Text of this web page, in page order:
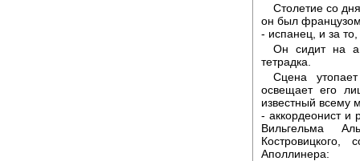
Столетие со
он был
- испанец, и за
Он сидит на
тетрадка.
Сцена
освещает его
известный всему
- аккордеонист и
Вильгельма
Аполлинера: